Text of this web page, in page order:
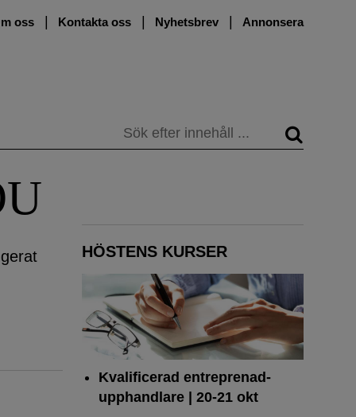
oss Kontakta oss Nyhetsbrev Annonsera
Sök
HÖSTENS KURSER
Kvalificerad entreprenad­
upphandlare
| 20-21 okt